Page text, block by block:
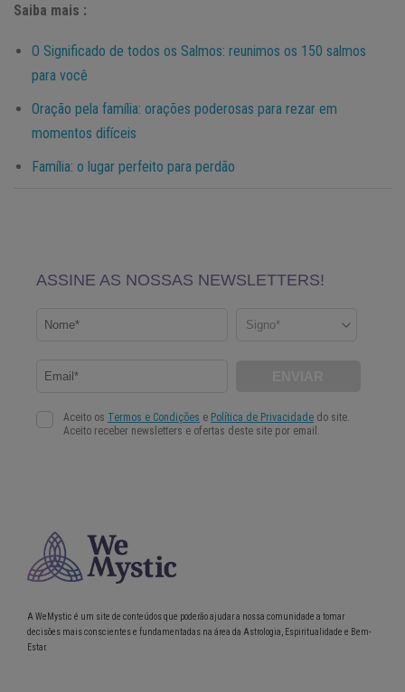
Saiba mais :
O Significado de todos os Salmos: reunimos os 150 salmos
para você
Oração pela família: orações poderosas para rezar em
momentos difíceis
Família: o lugar perfeito para perdão
A WeMystic é um site de conteúdos que poderão ajudar a nossa comunidade a tomar
decisões mais conscientes e fundamentadas na área da Astrologia, Espiritualidade e Bem-
Estar.